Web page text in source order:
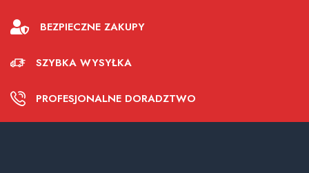
BEZPIECZNE ZAKUPY
SZYBKA WYSYŁKA
PROFESJONALNE DORADZTWO